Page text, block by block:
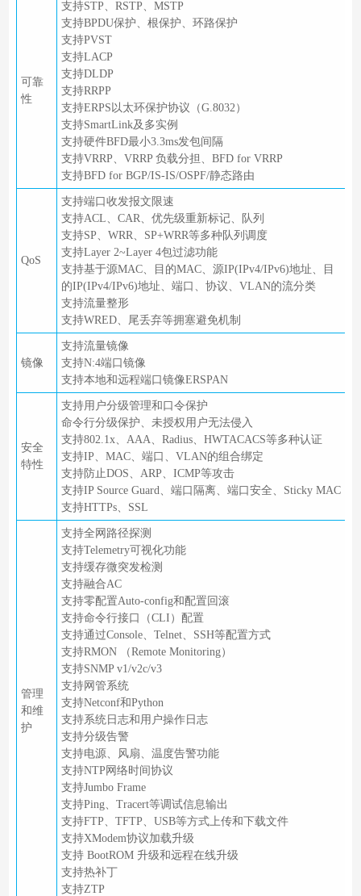
可靠
性
支持STP、RSTP、MSTP
支持BPDU保护、根保护、环路保护
支持PVST
支持LACP
支持DLDP
支持RRPP
支持ERPS以太环保护协议（G.8032）
支持SmartLink及多实例
支持硬件BFD最小3.3ms发包间隔
支持VRRP、VRRP 负载分担、BFD for VRRP
支持BFD for BGP/IS-IS/OSPF/静态路由
QoS
支持端口收发报文限速
支持ACL、CAR、优先级重新标记、队列
支持SP、WRR、SP+WRR等多种队列调度
支持Layer 2~Layer 4包过滤功能
支持基于源MAC、目的MAC、源IP(IPv4/IPv6)地址、目
的IP(IPv4/IPv6)地址、端口、协议、VLAN的流分类
支持流量整形
支持WRED、尾丢弃等拥塞避免机制
镜像
支持流量镜像
支持N:4端口镜像
支持本地和远程端口镜像ERSPAN
安全
特性
支持用户分级管理和口令保护
命令行分级保护、未授权用户无法侵入
支持802.1x、AAA、Radius、HWTACACS等多种认证
支持IP、MAC、端口、VLAN的组合绑定
支持防止DOS、ARP、ICMP等攻击
支持IP Source Guard、端口隔离、端口安全、Sticky MAC
支持HTTPs、SSL
管理
和维
护
支持全网路径探测
支持Telemetry可视化功能
支持缓存微突发检测
支持融合AC
支持零配置Auto-config和配置回滚
支持命令行接口（CLI）配置
支持通过Console、Telnet、SSH等配置方式
支持RMON （Remote Monitoring）
支持SNMP v1/v2c/v3
支持网管系统
支持Netconf和Python
支持系统日志和用户操作日志
支持分级告警
支持电源、风扇、温度告警功能
支持NTP网络时间协议
支持Jumbo Frame
支持Ping、Tracert等调试信息输出
支持FTP、TFTP、USB等方式上传和下载文件
支持XModem协议加载升级
支持 BootROM 升级和远程在线升级
支持热补丁
支持ZTP